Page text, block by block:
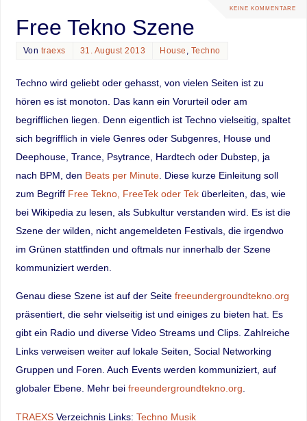
KEINE KOMMENTARE
Free Tekno Szene
Von traexs 31. August 2013 House , Techno
Techno wird geliebt oder gehasst, von vielen Seiten ist zu
hören es ist monoton. Das kann ein Vorurteil oder am
begrifflichen liegen. Denn eigentlich ist Techno vielseitig, spaltet
sich begrifflich in viele Genres oder Subgenres, House und
Deephouse, Trance, Psytrance, Hardtech oder Dubstep, ja
nach BPM, den Beats per Minute. Diese kurze Einleitung soll
zum Begriff Free Tekno, FreeTek oder Teküberleiten, das, wie
bei Wikipedia zu lesen, als Subkultur verstanden wird. Es ist die
Szene der wilden, nicht angemeldeten Festivals, die irgendwo
im Grünen stattfinden und oftmals nur innerhalb der Szene
kommuniziert werden.
Genau diese Szene ist auf der Seite freeundergroundtekno.org
präsentiert, die sehr vielseitig ist und einiges zu bieten hat. Es
gibt ein Radio und diverse Video Streams und Clips. Zahlreiche
Links verweisen weiter auf lokale Seiten, Social Networking
Gruppen und Foren. Auch Events werden kommuniziert, auf
globaler Ebene. Mehr bei freeundergroundtekno.org.
TRAEXSVerzeichnis Links: Techno Musik